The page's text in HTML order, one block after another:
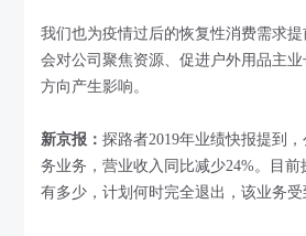
我们也为疫情过后的恢复性消费需求
会对公司聚焦资源、促进户外用品主
方向产生影响。
新京报：探路者2019年业绩快报提到
务业务，营业收入同比减少24%。目
有多少，计划何时完全退出，该业务